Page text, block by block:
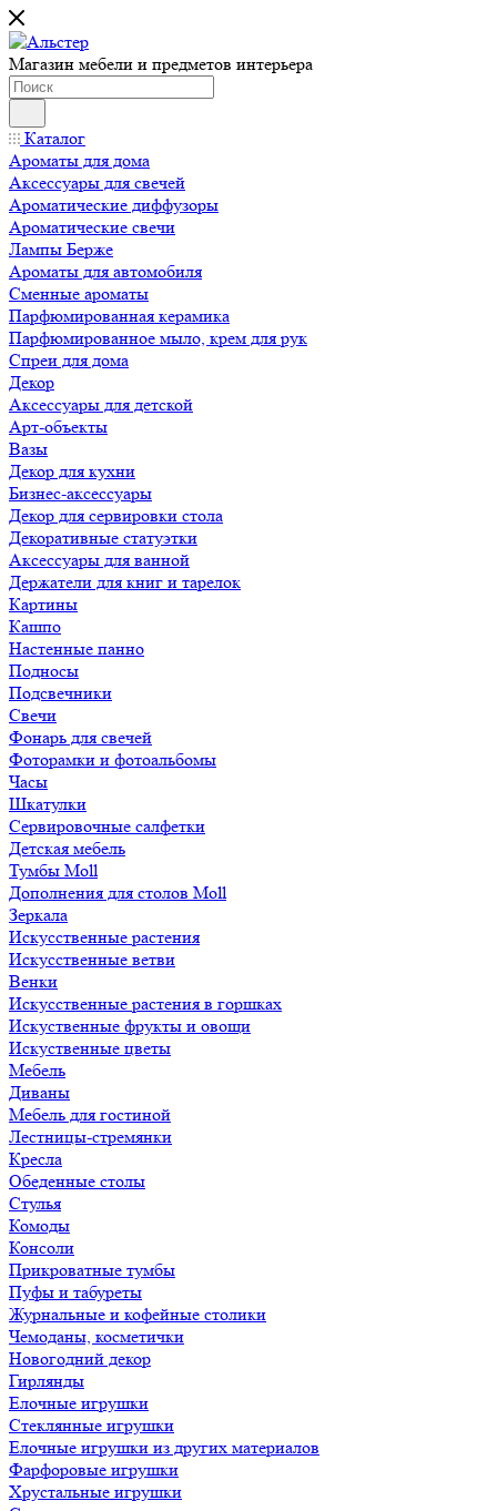
Магазин мебели и предметов интерьера
Каталог
Ароматы для дома
Аксессуары для свечей
Ароматические диффузоры
Ароматические свечи
Лампы Берже
Ароматы для автомобиля
Сменные ароматы
Парфюмированная керамика
Парфюмированное мыло, крем для рук
Спреи для дома
Декор
Аксессуары для детской
Арт-объекты
Вазы
Декор для кухни
Бизнес-аксессуары
Декор для сервировки стола
Декоративные статуэтки
Аксессуары для ванной
Держатели для книг и тарелок
Картины
Кашпо
Настенные панно
Подносы
Подсвечники
Свечи
Фонарь для свечей
Фоторамки и фотоальбомы
Часы
Шкатулки
Сервировочные салфетки
Детская мебель
Тумбы Moll
Дополнения для столов Moll
Зеркала
Искусственные растения
Искусственные ветви
Венки
Искусственные растения в горшках
Искуственные фрукты и овощи
Искуственные цветы
Мебель
Диваны
Мебель для гостиной
Лестницы-стремянки
Кресла
Обеденные столы
Стулья
Комоды
Консоли
Прикроватные тумбы
Пуфы и табуреты
Журнальные и кофейные столики
Чемоданы, косметички
Новогодний декор
Гирлянды
Елочные игрушки
Стеклянные игрушки
Елочные игрушки из других материалов
Фарфоровые игрушки
Хрустальные игрушки